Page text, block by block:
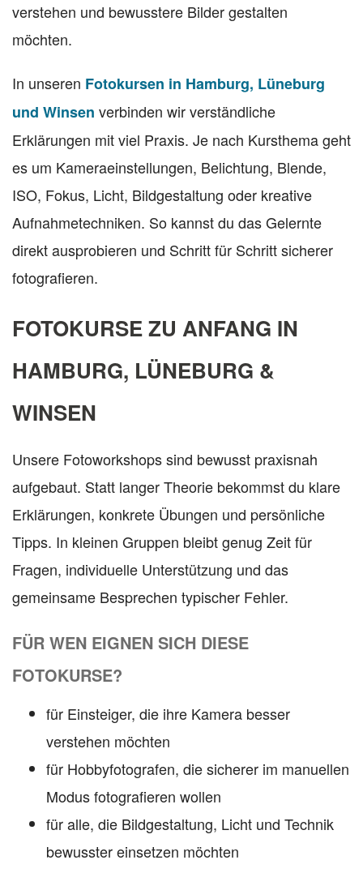
verstehen und bewusstere Bilder gestalten
möchten.
In unseren Fotokursen in Hamburg, Lüneburg
und Winsen verbinden wir verständliche
Erklärungen mit viel Praxis. Je nach Kursthema geht
es um Kameraeinstellungen, Belichtung, Blende,
ISO, Fokus, Licht, Bildgestaltung oder kreative
Aufnahmetechniken. So kannst du das Gelernte
direkt ausprobieren und Schritt für Schritt sicherer
fotografieren.
FOTOKURSE ZU ANFANG IN
HAMBURG, LÜNEBURG &
WINSEN
Unsere Fotoworkshops sind bewusst praxisnah
aufgebaut. Statt langer Theorie bekommst du klare
Erklärungen, konkrete Übungen und persönliche
Tipps. In kleinen Gruppen bleibt genug Zeit für
Fragen, individuelle Unterstützung und das
gemeinsame Besprechen typischer Fehler.
FÜR WEN EIGNEN SICH DIESE
FOTOKURSE?
für Einsteiger, die ihre Kamera besser
verstehen möchten
für Hobbyfotografen, die sicherer im manuellen
Modus fotografieren wollen
für alle, die Bildgestaltung, Licht und Technik
bewusster einsetzen möchten